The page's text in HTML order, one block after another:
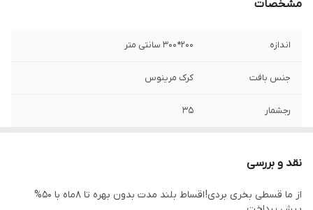
مشخصات
اندازه 200*300 سانتی متر
جنس بافت کرک مرینوس
رجشمار 35
نقد و بررسی
از ما قسطی بخری بردی! اقساط بلند مدت بدون بهره تا 8ماه با 50%